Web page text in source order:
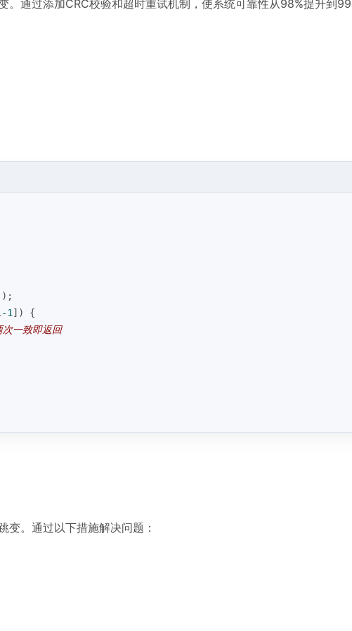
。通过添加CRC校验和超时重试机制，使系统可靠性从98%提升到
-1 ]) {
一致即返回
。通过以下措施解决问题：